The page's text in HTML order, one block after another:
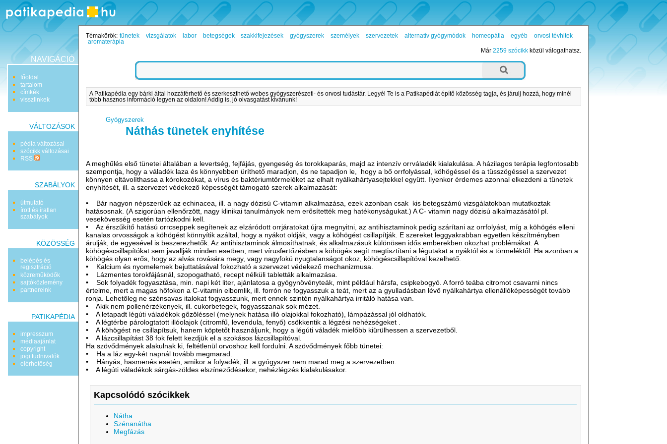
NAVIGÁCIÓ
főoldal
tartalom
címkék
visszlinkek
VÁLTOZÁSOK
pédia változásai
szócikk változásai
RSS
SZABÁLYOK
útmutató
írott és íratlan
szabályok
KÖZÖSSÉG
belépés és
regisztráció
közreműködők
sajtóközlemény
partnereink
PATIKAPÉDIA
impresszum
médiaajánlat
copyright
jogi tudnivalók
elérhetőség
Témakörök: tünetek vizsgálatok labor betegségek szakkifejezések gyógyszerek személyek szervezetek alternatív gyógymódok homeopátia egyéb
orvosi tévhitek
aromaterápia
Már 2259 szócikkközül válogathatsz.
A Patikapédia egy bárki által hozzáférhető és szerkeszthető webes gyógyszerészeti- és orvosi tudástár. Legyél Te is a Patikapédiát építő közösség tagja, és járulj hozzá, hogy minél
több hasznos információ legyen az oldalon! Addig is, jó olvasgatást kívánunk!
Gyógyszerek
Náthás tünetek enyhítése
A meghűlés első tünetei általában a levertség, fejfájás, gyengeség és torokkaparás, majd az intenzív orrváladék kialakulása. A házilagos terápia legfontosabb
szempontja, hogy a váladék laza és könnyebben üríthető maradjon, és ne tapadjon le, hogy a bő orrfolyással, köhögéssel és a tüsszögéssel a szervezet
könnyen eltávolíthassa a kórokozókat, a vírus és baktériumtörmeléket az elhalt nyálkahártyasejtekkel együtt. Ilyenkor érdemes azonnal elkezdeni a tünetek
enyhítését, ill. a szervezet védekező képességét támogató szerek alkalmazását:
• Bár nagyon népszerűek az echinacea, ill. a nagy dózisú C-vitamin alkalmazása, ezek azonban csak kis betegszámú vizsgálatokban mutatkoztak
hatásosnak. (A szigorúan ellenőrzött, nagy klinikai tanulmányok nem erősítették meg hatékonyságukat.) A C- vitamin nagy dózisú alkalmazásától pl.
vesekövesség esetén tartózkodni kell.
• Az érszűkítő hatású orrcseppek segítenek az elzáródott orrjáratokat újra megnyitni, az antihisztaminok pedig szárítani az orrfolyást, míg a köhögés elleni
kanalas orvosságok a köhögést könnyítik azáltal, hogy a nyákot oldják, vagy a köhögést csillapítják. E szereket leggyakrabban egyetlen készítményben
árulják, de egyesével is beszerezhetők. Az antihisztaminok álmosíthatnak, és alkalmazásuk különösen idős emberekben okozhat problémákat. A
köhögéscsillapítókat sem javallják minden esetben, mert vírusfertőzésben a köhögés segít megtisztítani a légutakat a nyáktól és a törmeléktől. Ha azonban a
köhögés olyan erős, hogy az alvás rovására megy, vagy nagyfokú nyugtalanságot okoz, köhögéscsillapítóval kezelhető.
• Kalcium és nyomelemek bejuttatásával fokozható a szervezet védekező mechanizmusa.
• Lázmentes torokfájásnál, szopogatható, recept nélküli tabletták alkalmazása.
• Sok folyadék fogyasztása, min. napi két liter, ajánlatosa a gyógynövényteák, mint például hársfa, csipkebogyó. A forró teába citromot csavarni nincs
értelme, mert a magas hőfokon a C-vitamin elbomlik, ill. forrón ne fogyasszuk a teát, mert az a gyulladásban lévő nyálkahártya ellenállóképességét tovább
ronja. Lehetőleg ne szénsavas italokat fogyasszunk, mert ennek szintén nyálkahártya irritáló hatása van.
• Akik nem pollenérzékenyek, ill. cukorbetegek, fogyasszanak sok mézet.
• A letapadt légúti váladékok gőzöléssel (melynek hatása illó olajokkal fokozható), lámpázással jól oldhatók.
• A légtérbe párologtatott illóolajok (citromfű, levendula, fenyő) csökkentik a légzési nehézségeket .
• A köhögést ne csillapítsuk, hanem köptetőt használjunk, hogy a légúti váladék mielőbb kiürülhessen a szervezetből.
• A lázcsillapítást 38 fok felett kezdjük el a szokásos lázcsillapítóval.
Ha szövődmények alakulnak ki, feltétlenül orvoshoz kell fordulni. A szövődmények főbb tünetei:
• Ha a láz egy-két napnál tovább megmarad.
• Hányás, hasmenés esetén, amikor a folyadék, ill. a gyógyszer nem marad meg a szervezetben.
• A légúti váladékok sárgás-zöldes elszíneződésekor, nehézlégzés kialakulásakor.
Kapcsolódó szócikkek
Nátha
Szénanátha
Megfázás